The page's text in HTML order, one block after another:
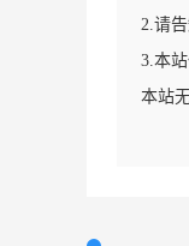
2.请
3.本
本站